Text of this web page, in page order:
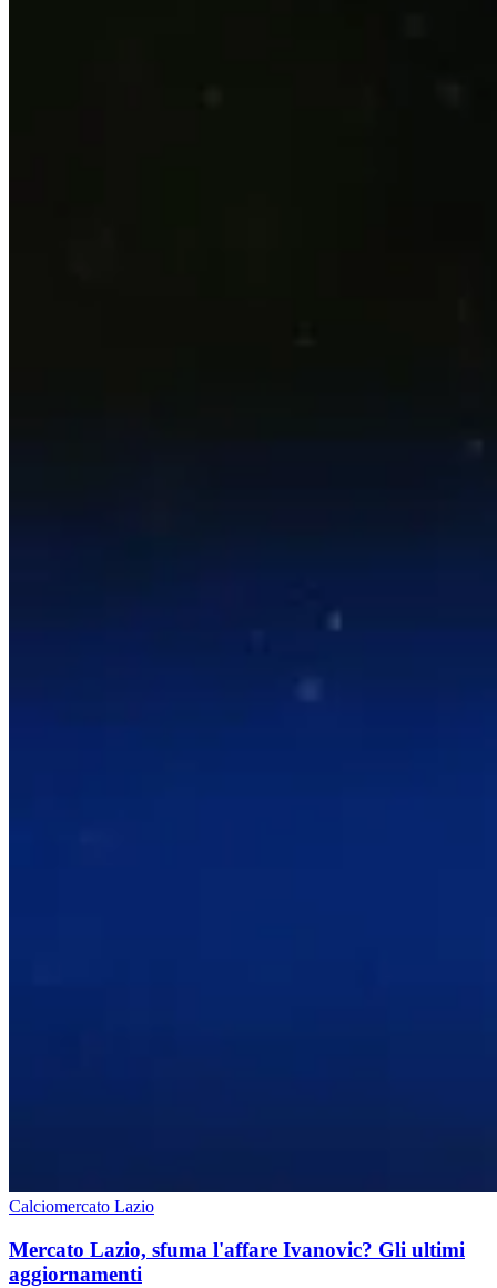
Calciomercato Lazio
Mercato Lazio, sfuma l'affare Ivanovic? Gli ultimi
aggiornamenti